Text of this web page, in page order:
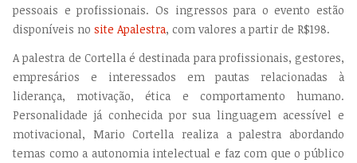
pessoais e profissionais. Os ingressos para o evento estão
disponíveis no site Apalestra, com valores a partir de R$198.
A palestra de Cortella é destinada para profissionais, gestores,
empresários e interessados em pautas relacionadas à
liderança, motivação, ética e comportamento humano.
Personalidade já conhecida por sua linguagem acessível e
motivacional, Mario Cortella realiza a palestra abordando
temas como a autonomia intelectual e faz com que o público